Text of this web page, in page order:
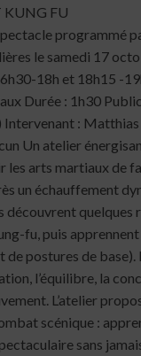
KUNG FU
programmé
le samedi 17
18h et 18h15 -
Durée : 1h30
Intervenant :
Un atelier
les arts martiaux de
un échauffement
découvrent quelques
fu, puis
de postures de base).
l’équilibre, la
L’atelier
scénique :
sans